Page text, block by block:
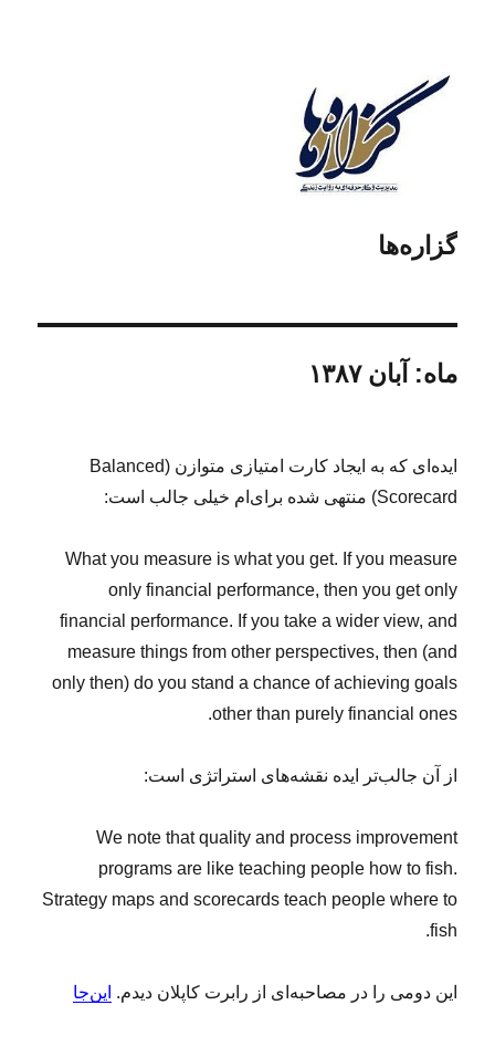
گزاره‌ها
ماه: آبان ۱۳۸۷
ایده‌ای که به ایجاد کارت امتیازی متوازن (Balanced
Scorecard) منتهی شده برای‌ام خیلی جالب است:
What you measure is what you get. If you measure
only financial performance, then you get only
financial performance. If you take a wider view, and
measure things from other perspectives, then (and
only then) do you stand a chance of achieving goals
other than purely financial ones.
از آن جالب‌تر ایده نقشه‌های استراتژی است:
We note that quality and process improvement
programs are like teaching people how to fish.
Strategy maps and scorecards teach people where to
fish.
این دومی را در مصاحبه‌ای از رابرت کاپلان دیدم. این‌جا